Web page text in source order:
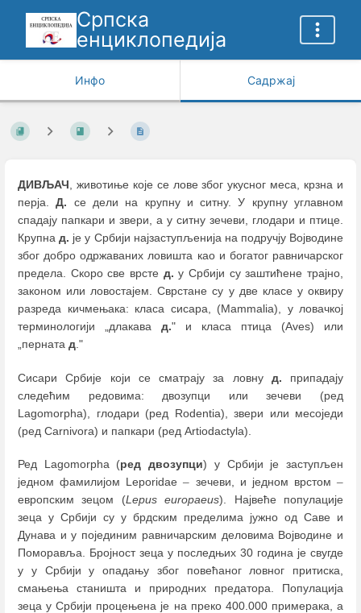
Српска
енциклопедија
Инфо Садржај
ДИВЉАЧ, животиње које се лове због укусног меса, крзна и
перја.Д. се дели на крупну и ситну. У крупну углавном
спадају папкари и звери, а у ситну зечеви, глодари и птице.
Крупнад. је у Србији најзаступљенија на подручју Војводине
због добро одржаваних ловишта као и богатог равничарског
предела. Скоро све врсте д. у Србији су заштићене трајно,
законом или ловостајем. Сврстане су у две класе у оквиру
разреда кичмењака: класа сисара, (Mammalia), у ловачкој
терминологији „длакава д." и класа птица (Aves) или
„перната д."
Сисари Србије који се сматрају за ловну д. припадају
следећим редовима: двозупци или зечеви (ред
Lagomorpha), глодари (ред Rodentia), звери или месоједи
(ред Carnivora) и папкари (ред Artiodactyla).
Ред Lagomorpha (ред двозупци) у Србији је заступљен
једном фамилијом Leporidae– зечеви, и једном врстом –
европским зецом (Lepus europaeus). Највеће популације
зеца у Србији су у брдским пределима јужно од Саве и
Дунава и у појединим равничарским деловима Војводине и
Поморавља. Бројност зеца у последњих 30 година је свугде
у у Србији у опадању због повећаног ловног притиска,
смањења станишта и природних предатора. Популација
зеца у Србији процењена је на преко 400.000 примерака, а